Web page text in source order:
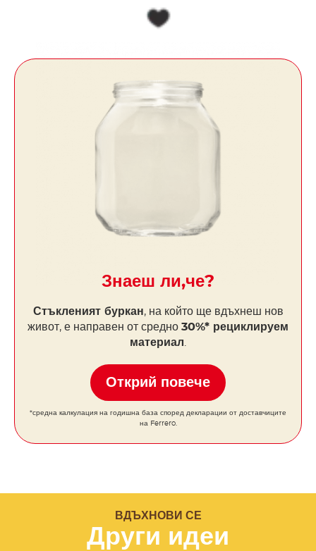
Знаеш ли,че?
Стъкленият буркан, на който ще вдъхнеш нов
живот, е направен от средно 30%* рециклируем
материал
Открий повече
*средна калкулация на годишна база според декларации от доставчиците
на Ferrero.
ВДЪХНОВИ СЕ
Други идеи